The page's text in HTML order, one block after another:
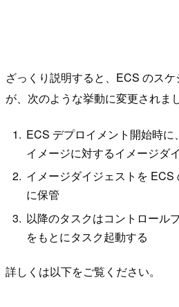
ざっくり説明すると、ECS のス
が、次のような挙動に変更されまし
ECS デプロイメント開始時
イメージに対するイメージダ
イメージダイジェストを
に保管
以降のタスクはコントロール
をもとにタスク起動する
詳しくは以下をご覧ください。